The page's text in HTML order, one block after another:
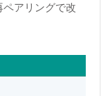
アリングで改